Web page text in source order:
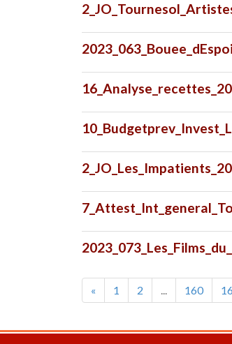
« 1 2 ... 160